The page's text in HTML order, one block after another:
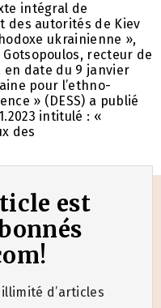
intégral de
des autorités de Kiev
ukrainienne »,
recteur de
en date du 9 janvier
pour l’ethno-
» (DESS) a publié
intitulé : «
des
est
d’articles